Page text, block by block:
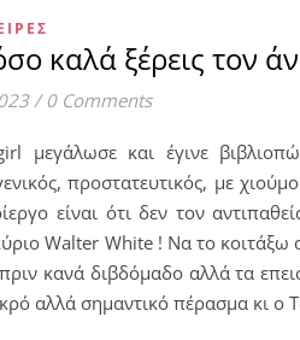
καλά ξέρεις τον
/ 0 Comments
μεγάλωσε και έγινε
προστατευτικός, με
είναι ότι δεν τον
Walter White ! Να το κοιτάξω
κανά διβδόμαδο αλλά τα
αλλά σημαντικό πέρασμα κι ο